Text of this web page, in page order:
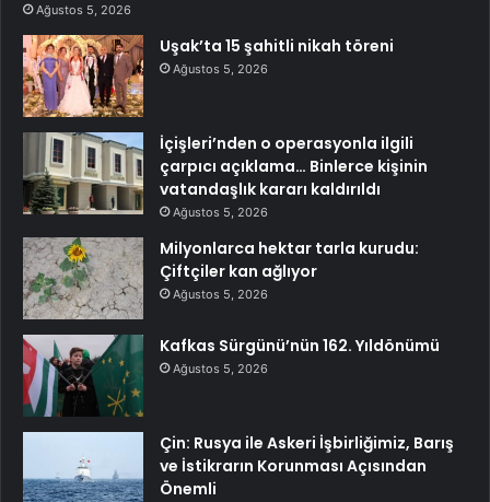
Ağustos 5, 2026
Uşak’ta 15 şahitli nikah töreni
Ağustos 5, 2026
İçişleri’nden o operasyonla ilgili
çarpıcı açıklama… Binlerce kişinin
vatandaşlık kararı kaldırıldı
Ağustos 5, 2026
Milyonlarca hektar tarla kurudu:
Çiftçiler kan ağlıyor
Ağustos 5, 2026
Kafkas Sürgünü’nün 162. Yıldönümü
Ağustos 5, 2026
Çin: Rusya ile Askeri İşbirliğimiz, Barış
ve İstikrarın Korunması Açısından
Önemli